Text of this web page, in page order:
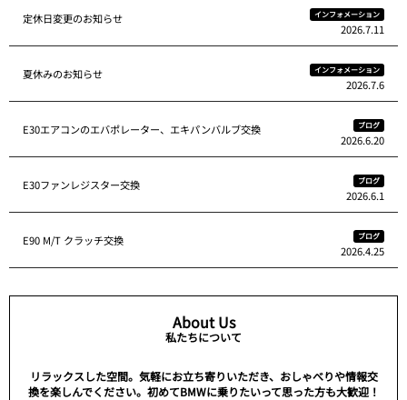
定休日変更のお知らせ インフォメーション
2026.7.11
夏休みのお知らせ インフォメーション
2026.7.6
E30エアコンのエバポレーター、エキパンバルブ交換 ブログ
2026.6.20
E30ファンレジスター交換 ブログ
2026.6.1
E90 M/T クラッチ交換 ブログ
2026.4.25
About Us
私たちについて
リラックスした空間。気軽にお立ち寄りいただき、おしゃべりや情報交
換を楽しんでください。初めてBMWに乗りたいって思った方も大歓迎！